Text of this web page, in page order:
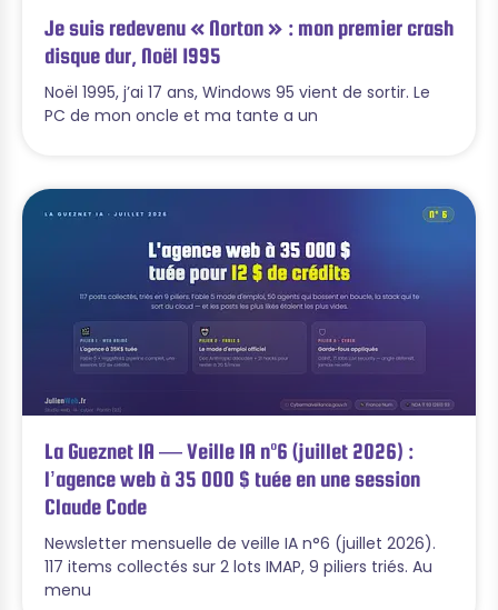
Je suis redevenu « Norton » : mon premier crash
disque dur, Noël 1995
Noël 1995, j’ai 17 ans, Windows 95 vient de sortir. Le
PC de mon oncle et ma tante a un
La Gueznet IA — Veille IA n°6 (juillet 2026) :
l’agence web à 35 000 $ tuée en une session
Claude Code
Newsletter mensuelle de veille IA n°6 (juillet 2026).
117 items collectés sur 2 lots IMAP, 9 piliers triés. Au
menu